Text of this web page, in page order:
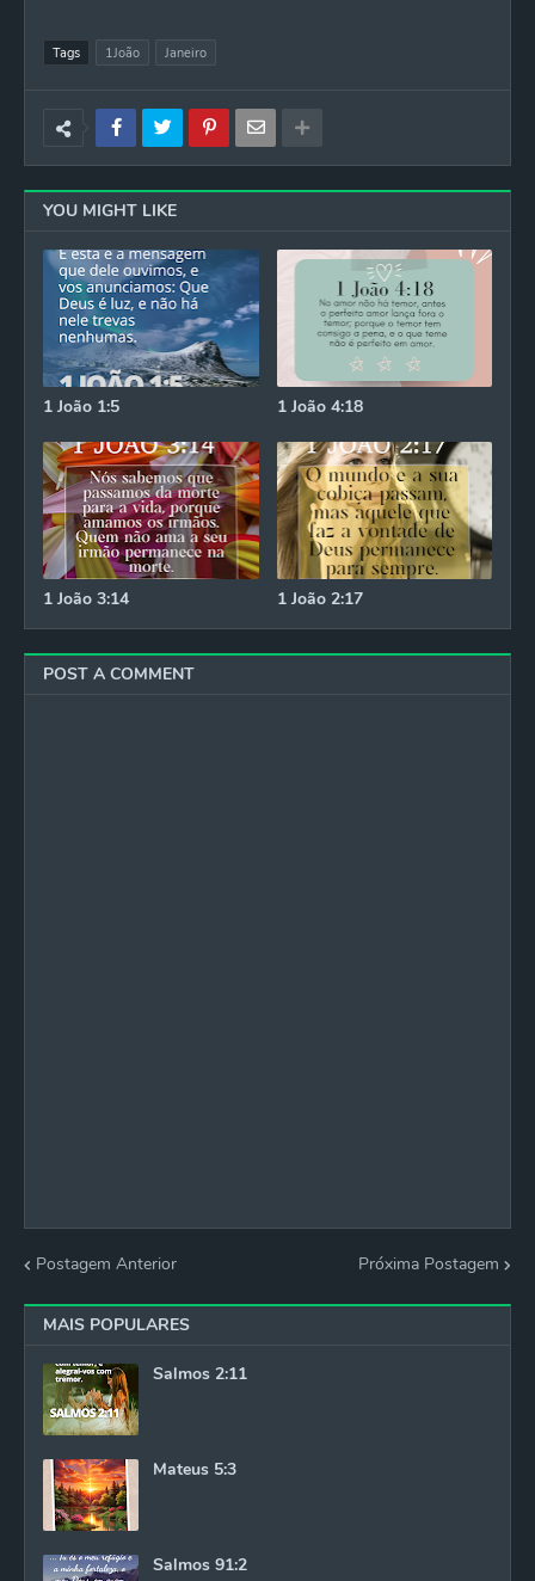
Tags 1João Janeiro
YOU MIGHT LIKE
1 João 1:5 1 João 4:18
1 João 3:14 1 João 2:17
POST A COMMENT
Postagem Anterior Próxima Postagem
MAIS POPULARES
Salmos 2:11
Mateus 5:3
Salmos 91:2